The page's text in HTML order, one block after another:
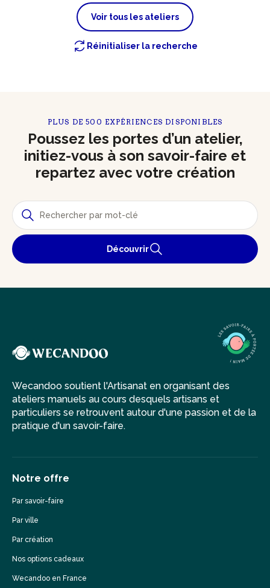
Voir tous les ateliers
Réinitialiser la recherche
PLUS DE 500 EXPÉRIENCES DISPONIBLES
Poussez les portes d’un atelier,
initiez-vous à son savoir-faire et
repartez avec votre création
Découvrir
Wecandoo soutient l'Artisanat en organisant des
ateliers manuels au cours desquels artisans et
particuliers se retrouvent autour d'une passion et de la
pratique d'un savoir-faire.
Notre offre
Par savoir-faire
Par ville
Par création
Nos options cadeaux
Wecandoo en France